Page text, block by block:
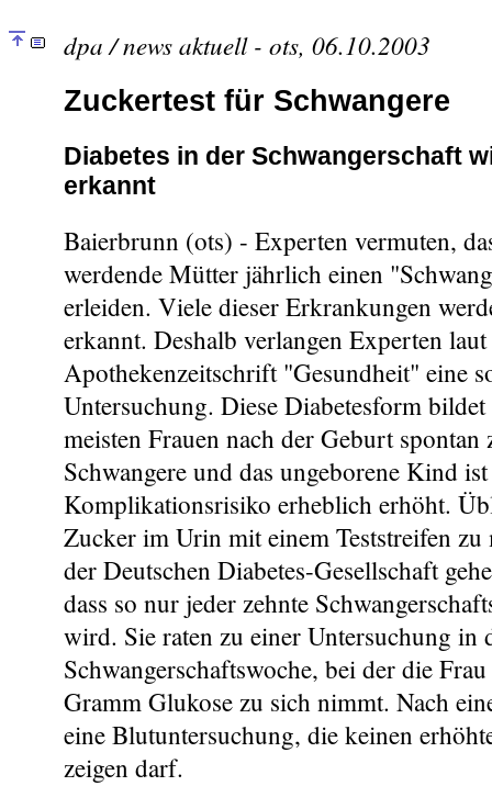
dpa / news aktuell - ots, 06.10.2003
Zuckertest für Schwangere
Diabetes in der Schwangerschaft
erkannt
Baierbrunn (ots) - Experten vermuten,
werdende Mütter jährlich einen
erleiden. Viele dieser Erkrankungen
erkannt. Deshalb verlangen Experten
Apothekenzeitschrift "Gesundheit" eine
Untersuchung. Diese Diabetesform
meisten Frauen nach der Geburt
Schwangere und das ungeborene Kind
Komplikationsrisiko erheblich erhöht.
Zucker im Urin mit einem Teststreifen zu
der Deutschen Diabetes-Gesellschaft
dass so nur jeder zehnte
wird. Sie raten zu einer Untersuchung in
Schwangerschaftswoche, bei der die
Gramm Glukose zu sich nimmt. Nach
eine Blutuntersuchung, die keinen
zeigen darf.